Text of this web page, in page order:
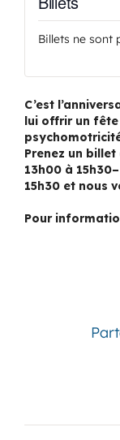
Billets ne sont
C’est
lui offrir un
Prenez un
13h00 à
15h30 et nous
Pour